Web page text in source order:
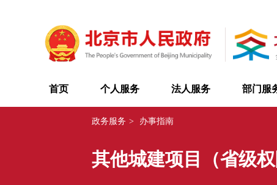
首页 个人服务 法人服务 部门服
政务服务 > 办事指南
其他城建项目（省级权